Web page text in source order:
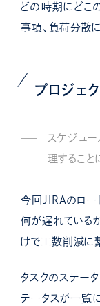
どの時期にどこ
事項、負荷分散
プロジェ
スケジュ
理すること
今回JIRAのロー
何が遅れている
けで工数削減に
タスクのステー
テータスが一覧